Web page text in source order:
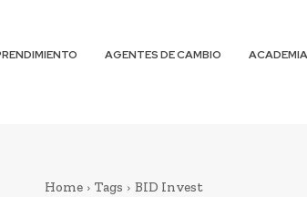
AGENTES DE CAMBIO ACADEMIA
Home Tags BID Invest